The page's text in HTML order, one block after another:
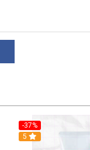
-37%
5